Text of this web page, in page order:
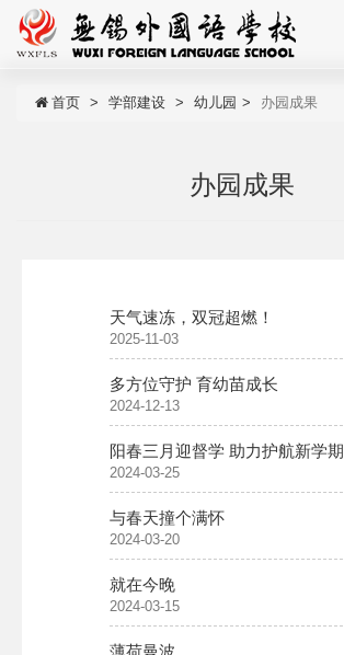
首页 学部建设 幼儿园 办园成果
办园成果
天气速冻，双冠超燃！
2025-11-03
多方位守护 育幼苗成长
2024-12-13
阳春三月迎督学 助力护航新学期
2024-03-25
与春天撞个满怀
2024-03-20
就在今晚
2024-03-15
薄荷曼波